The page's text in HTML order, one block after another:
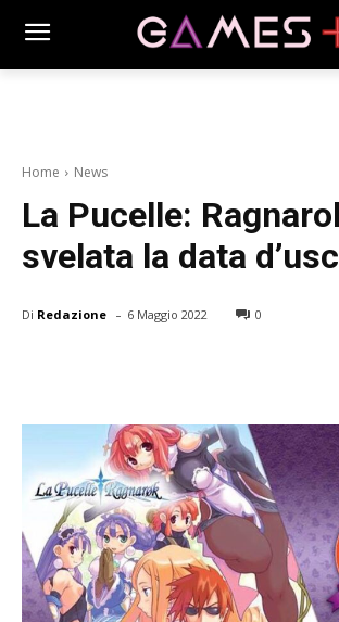
Home News
La Pucelle:
svelata la data
Di Redazione - 6 Maggio 2022 0